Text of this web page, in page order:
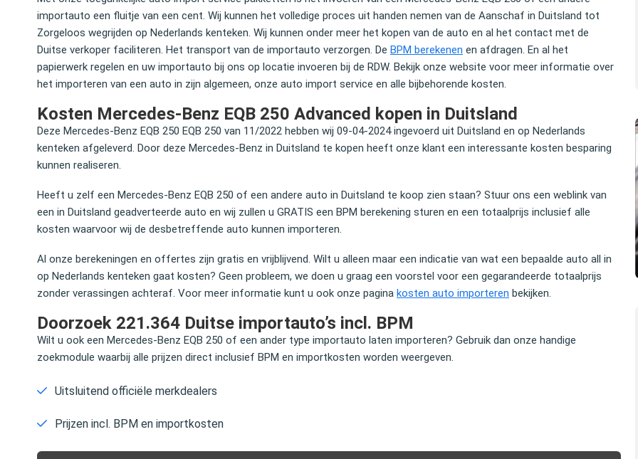
importauto een fluitje van een cent. Wij kunnen het volledige proces uit handen nemen van de Aanschaf in Duitsland tot
Zorgeloos wegrijden op Nederlands kenteken. Wij kunnen onder meer het kopen van de auto en al het contact met de
Duitse verkoper faciliteren. Het transport van de importauto verzorgen. De BPM berekenen en afdragen. En al het
papierwerk regelen en uw importauto bij ons op locatie invoeren bij de RDW. Bekijk onze website voor meer informatie over
het importeren van een auto in zijn algemeen, onze auto import service en alle bijbehorende kosten.
Kosten Mercedes-Benz EQB 250 Advanced kopen in Duitsland
Deze Mercedes-Benz EQB 250 EQB 250 van 11/2022 hebben wij 09-04-2024 ingevoerd uit Duitsland en op Nederlands
kenteken afgeleverd. Door deze Mercedes-Benz in Duitsland te kopen heeft onze klant een interessante kosten besparing
kunnen realiseren.
Heeft u zelf een Mercedes-Benz EQB 250 of een andere auto in Duitsland te koop zien staan? Stuur ons een weblink van
een in Duitsland geadverteerde auto en wij zullen u GRATIS een BPM berekening sturen en een totaalprijs inclusief alle
kosten waarvoor wij de desbetreffende auto kunnen importeren.
Al onze berekeningen en offertes zijn gratis en vrijblijvend. Wilt u alleen maar een indicatie van wat een bepaalde auto all in
op Nederlands kenteken gaat kosten? Geen probleem, we doen u graag een voorstel voor een gegarandeerde totaalprijs
zonder verassingen achteraf. Voor meer informatie kunt u ook onze pagina kosten auto importeren bekijken.
Doorzoek 221.364 Duitse importauto’s incl. BPM
Wilt u ook een Mercedes-Benz EQB 250 of een ander type importauto laten importeren? Gebruik dan onze handige
zoekmodule waarbij alle prijzen direct inclusief BPM en importkosten worden weergeven.
Uitsluitend officiële merkdealers
Prijzen incl. BPM en importkosten
@ Greenberg
Lex Douze
Partner bij Waterland Private Equity
Elco Brinkman
Oud-politicus